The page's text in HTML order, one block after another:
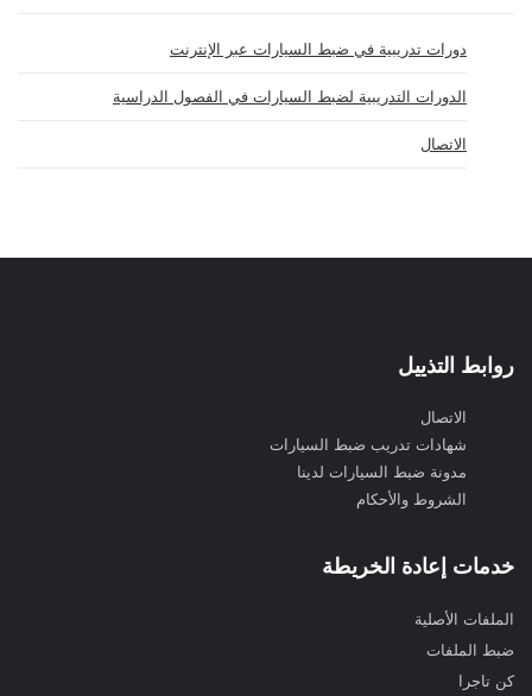
دورات تدريبية في ضبط السيارات عبر الإنترنت
الدورات التدريبية لضبط السيارات في الفصول الدراسية
الاتصال
روابط التذييل
الاتصال
شهادات تدريب ضبط السيارات
مدونة ضبط السيارات لدينا
الشروط والأحكام
خدمات إعادة الخريطة
الملفات الأصلية
ضبط الملفات
كن تاجرا